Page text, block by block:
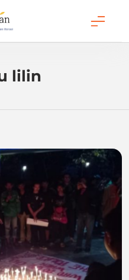
BIL Fest
lilin